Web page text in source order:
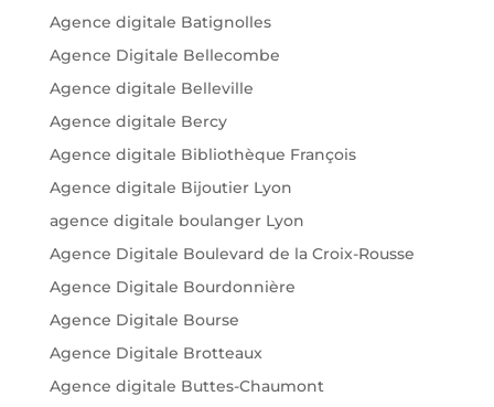
Agence digitale Batignolles
Agence Digitale Bellecombe
Agence digitale Belleville
Agence digitale Bercy
Agence digitale Bibliothèque François
Agence digitale Bijoutier Lyon
agence digitale boulanger Lyon
Agence Digitale Boulevard de la Croix-Rousse
Agence Digitale Bourdonnière
Agence Digitale Bourse
Agence Digitale Brotteaux
Agence digitale Buttes-Chaumont